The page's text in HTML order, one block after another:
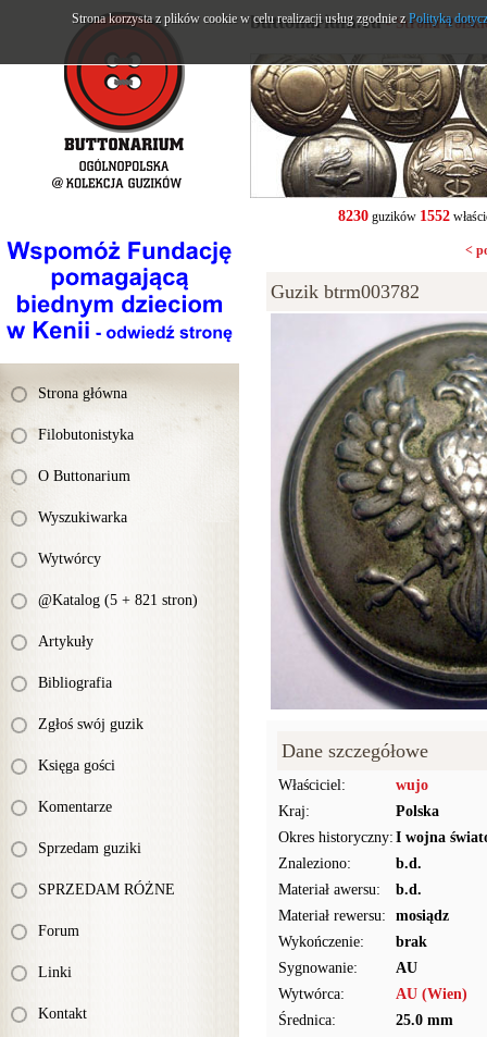
Strona główna
Filobutonistyka
O Buttonarium
Wyszukiwarka
Wytwórcy
@Katalog (5 + 821 stron)
Artykuły
Bibliografia
Zgłoś swój guzik
Księga gości
Komentarze
Sprzedam guziki
SPRZEDAM RÓŻNE
Forum
Linki
Kontakt
buttonarium.eu- Strona
8230guzików 1552
<
Guzik btrm003782
Dane szczegółowe
Właściciel:
wujo
Kraj:
Polska
Okres historyczny: I wojna
Znaleziono:
b.d.
Materiał awersu:
b.d.
Materiał rewersu:
mosiądz
Wykończenie:
brak
Sygnowanie:
AU
Wytwórca:
AU (Wien)
Średnica:
25.0 mm
Strona korzysta z plików cookie w celu realizacji usług zgodnie zPolityką